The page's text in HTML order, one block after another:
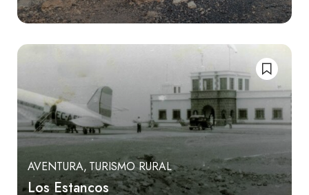
AVENTURA TURISMO RURAL
Los Estancos